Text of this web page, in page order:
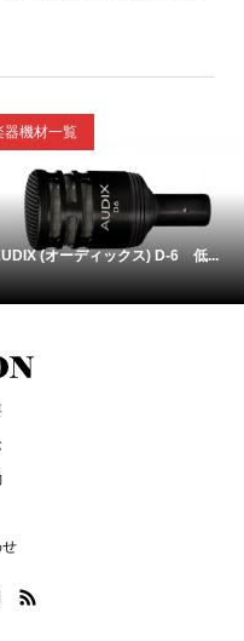
器機材一覧
(オーディックス) D-6 低...
せ